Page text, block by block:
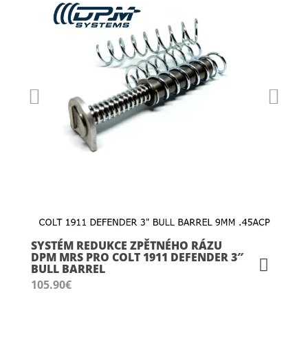
SYSTÉM REDUKCE ZPĚTNÉHO RÁZU
DPM MRS PRO COLT 1911 DEFENDER 3″
BULL BARREL
105.90€